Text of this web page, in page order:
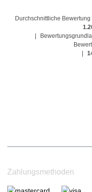
Durchschnittliche
Zahlungsmethoden